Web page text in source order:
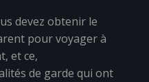
devez obtenir le
pour voyager à
et ce,
de garde qui ont